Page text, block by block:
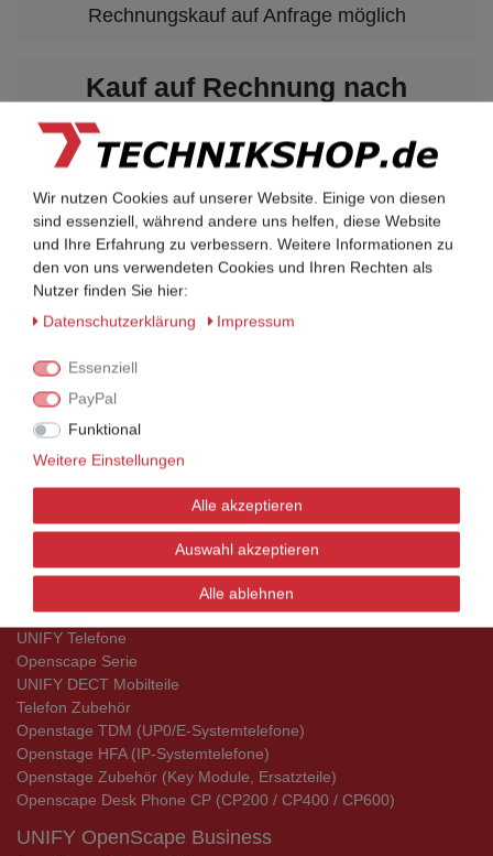
Rechnungskauf auf Anfrage möglich
Kauf auf Rechnung nach
vorheriger Absprache möglich.
Behörden, Banken, Firmen, Bestandskunden,
öffentliche & staatliche Einrichtungen, Schulen,
Universitäten und Institute können bei uns auf
Rechnung bestellen.
Nehmen Sie dazu einfach telefonisch oder per
Email Kontakt mit uns auf.
UNIFY Mobilteile
Telefonkabel / Zubehör
Telefonkabel / Zubehör
Aktionsware
Aktionsware
UNIFY Telefone
UNIFY Telefone
Openscape Serie
UNIFY DECT Mobilteile
Telefon Zubehör
Openstage TDM (UP0/E-Systemtelefone)
Openstage HFA (IP-Systemtelefone)
Openstage Zubehör (Key Module, Ersatzteile)
Openscape Desk Phone CP (CP200 / CP400 / CP600)
UNIFY OpenScape Business
Wir nutzen Cookies auf unserer Website. Einige von diesen
sind essenziell, während andere uns helfen, diese Website
und Ihre Erfahrung zu verbessern. Weitere Informationen zu
den von uns verwendeten Cookies und Ihren Rechten als
Nutzer finden Sie hier:
Daten­schutz­erklärung
Impressum
Essenziell
PayPal
Funktional
Weitere Einstellungen
Alle akzeptieren
Auswahl akzeptieren
Alle ablehnen